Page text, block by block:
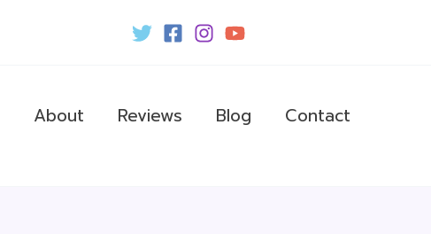
About Reviews Blog Contact